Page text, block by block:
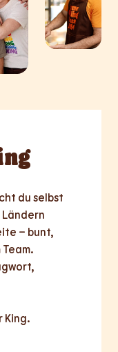
du selbst
Ländern
– bunt,
King.